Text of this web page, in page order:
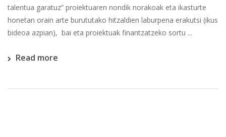
talentua garatuz” proiektuaren nondik norakoak eta ikasturte
honetan orain arte burututako hitzaldien laburpena erakutsi (ikus
bideoa azpian), bai eta proiektuak finantzatzeko sortu ...
Read more